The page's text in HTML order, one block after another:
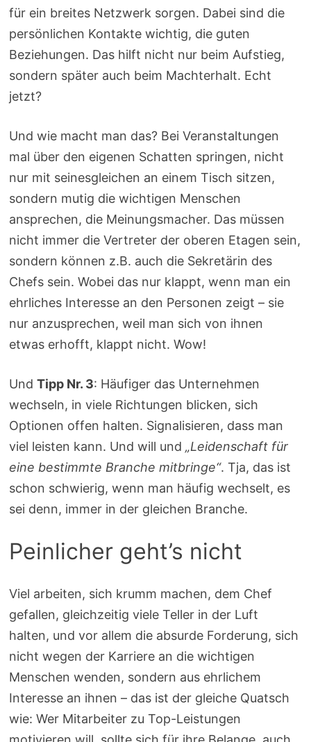
für ein breites Netzwerk sorgen. Dabei sind die
persönlichen Kontakte wichtig, die guten
Beziehungen. Das hilft nicht nur beim Aufstieg,
sondern später auch beim Machterhalt. Echt
jetzt?
Und wie macht man das? Bei Veranstaltungen
mal über den eigenen Schatten springen, nicht
nur mit seinesgleichen an einem Tisch sitzen,
sondern mutig die wichtigen Menschen
ansprechen, die Meinungsmacher. Das müssen
nicht immer die Vertreter der oberen Etagen sein,
sondern können z.B. auch die Sekretärin des
Chefs sein. Wobei das nur klappt, wenn man ein
ehrliches Interesse an den Personen zeigt – sie
nur anzusprechen, weil man sich von ihnen
etwas erhofft, klappt nicht. Wow!
UndTipp Nr. 3: Häufiger das Unternehmen
wechseln, in viele Richtungen blicken, sich
Optionen offen halten. Signalisieren, dass man
viel leisten kann. Und will und„Leidenschaft für
eine bestimmte Branche mitbringe“. Tja, das ist
schon schwierig, wenn man häufig wechselt, es
sei denn, immer in der gleichen Branche.
Peinlicher geht’s nicht
Viel arbeiten, sich krumm machen, dem Chef
gefallen, gleichzeitig viele Teller in der Luft
halten, und vor allem die absurde Forderung, sich
nicht wegen der Karriere an die wichtigen
Menschen wenden, sondern aus ehrlichem
Interesse an ihnen – das ist der gleiche Quatsch
wie: Wer Mitarbeiter zu Top-Leistungen